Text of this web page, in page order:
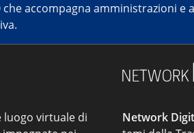
che accompagna amministrazioni e
virtuale di
Network